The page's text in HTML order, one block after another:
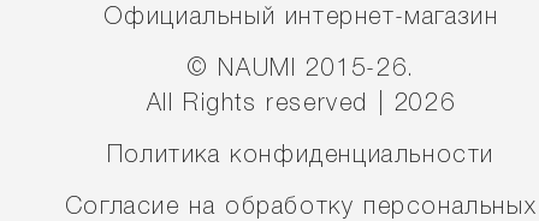
Официальный интернет-магазин
© NAUMI 2015-26.
All Rights reserved | 2026
Политика конфиденциальности
Согласие на обработку персональных